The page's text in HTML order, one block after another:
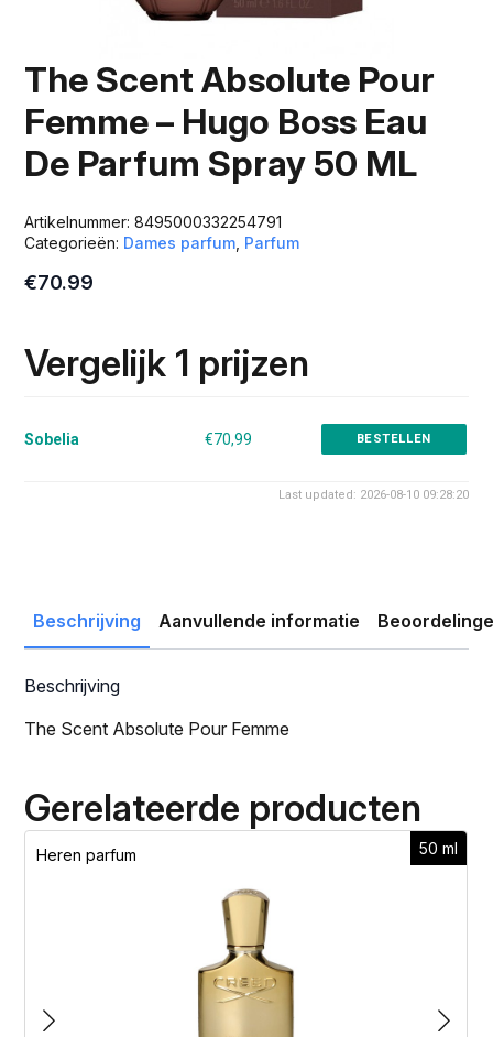
The Scent Absolute Pour
Femme – Hugo Boss Eau
De Parfum Spray 50 ML
Artikelnummer:8495000332254791
Categorieën: Dames parfum Parfum
€70.99
Vergelijk 1 prijzen
Sobelia €70,99 BESTELLEN
Last updated: 2026-08-10 09:28:20
Beschrijving Aanvullende informatie
Beschrijving
The Scent Absolute Pour Femme
Gerelateerde producten
50 ml
Heren parfum